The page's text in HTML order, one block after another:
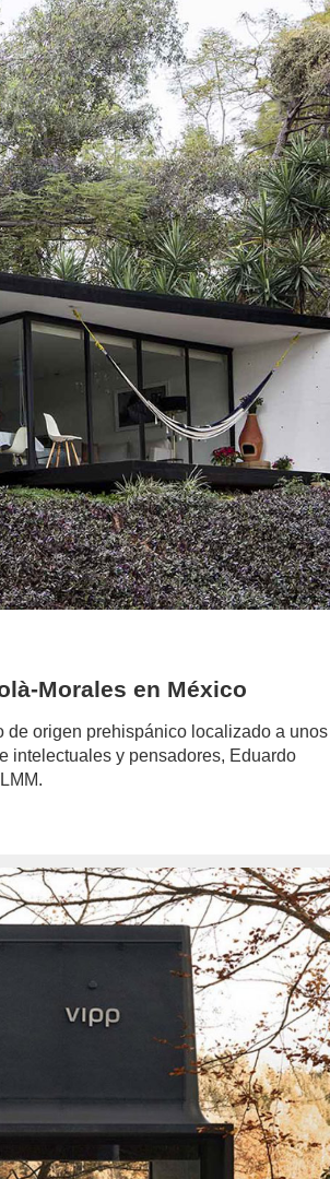
Morales en México
de origen prehispánico localizado a unos
intelectuales y pensadores, Eduardo